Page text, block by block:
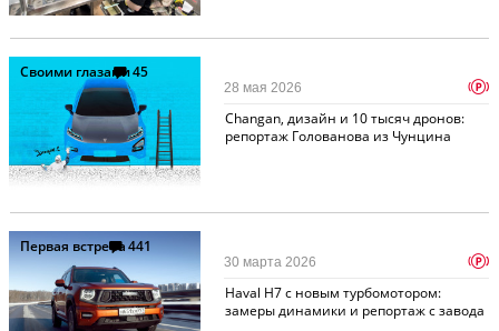
Своими глазами45
Changan, дизайн и 10 тысяч дронов:
репортаж Голованова из Чунцина
28 мая 2026 p
Первая встреча441
Haval H7 с новым турбомотором:
замеры динамики и репортаж с завода
30 марта 2026 p